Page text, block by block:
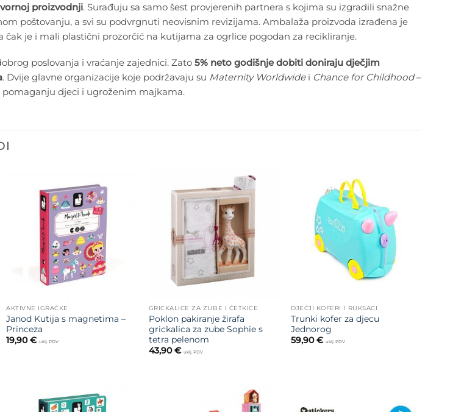
proizvodnji. Surađuju sa samo šest provjerenih partnera s kojima su izgradili snažne
poštovanju, a svi su podvrgnuti neovisnim revizijama. Ambalaža proizvoda izrađena je
čak je i mali plastični prozorčić na kutijama za ogrlice pogodan za recikliranje.
poslovanja i vraćanje zajednici. Zato 5% neto godišnje dobiti doniraju dječjim
. Dvije glavne organizacije koje podržavaju su Maternity Worldwidei Chance for Childhood–
djeci i ugroženim majkama.
Dodajte
na listu
AKTIVNE IGRAČKE
Janod Kutija s magnetima –
Princeza
19,90€ uklj. PDV
Dodajte
GRICKALICE ZA ZUBE I ČETKICE
Poklon pakiranje žirafa
grickalica za zube Sophie s
tetra pelenom
43,90€ uklj. PDV
na listu
želja
DJEČJI KOFERI I RUKSACI
Trunki kofer za djecu
Jednorog
59,90€ uklj. PDV